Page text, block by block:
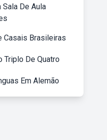
Sala De Aula
Casais Brasileiras
Triplo De Quatro
Em Alemão